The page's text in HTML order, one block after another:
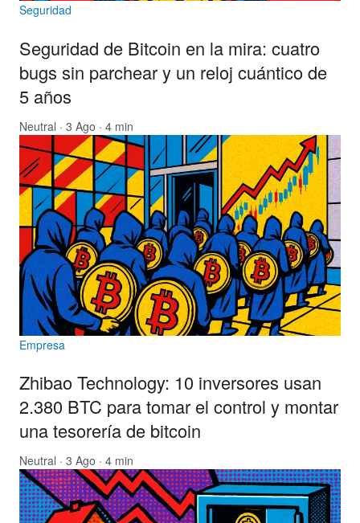
Seguridad
Seguridad de Bitcoin en la mira: cuatro
bugs sin parchear y un reloj cuántico de
5 años
Neutral · 3 Ago · 4 min
Empresa
Zhibao Technology: 10 inversores usan
2.380 BTC para tomar el control y montar
una tesorería de bitcoin
Neutral · 3 Ago · 4 min